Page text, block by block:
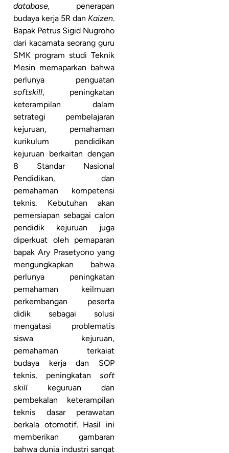
database, penerapan
budaya kerja 5R dan Kaizen.
Bapak Petrus Sigid Nugroho
dari kacamata seorang guru
SMK program studi Teknik
Mesin memaparkan bahwa
perlunya penguatan
softskill, peningkatan
keterampilan dalam
setrategi pembelajaran
kejuruan, pemahaman
kurikulum pendidikan
kejuruan berkaitan dengan
8 Standar Nasional
Pendidikan, dan
pemahaman kompetensi
teknis. Kebutuhan akan
pemersiapan sebagai calon
pendidik kejuruan juga
diperkuat oleh pemaparan
bapak Ary Prasetyono yang
mengungkapkan bahwa
perlunya peningkatan
pemahaman keilmuan
perkembangan peserta
didik sebagai solusi
mengatasi problematis
siswa kejuruan,
pemahaman terkaiat
budaya kerja dan SOP
teknis, peningkatan soft
skill keguruan dan
pembekalan keterampilan
teknis dasar perawatan
berkala otomotif. Hasil ini
memberikan gambaran
bahwa dunia industri sangat